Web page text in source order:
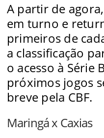
A partir de
em turno e
primeiros de
a classificação
o acesso à Série
próximos jogos
breve pela CBF.
Maringá x Caxias